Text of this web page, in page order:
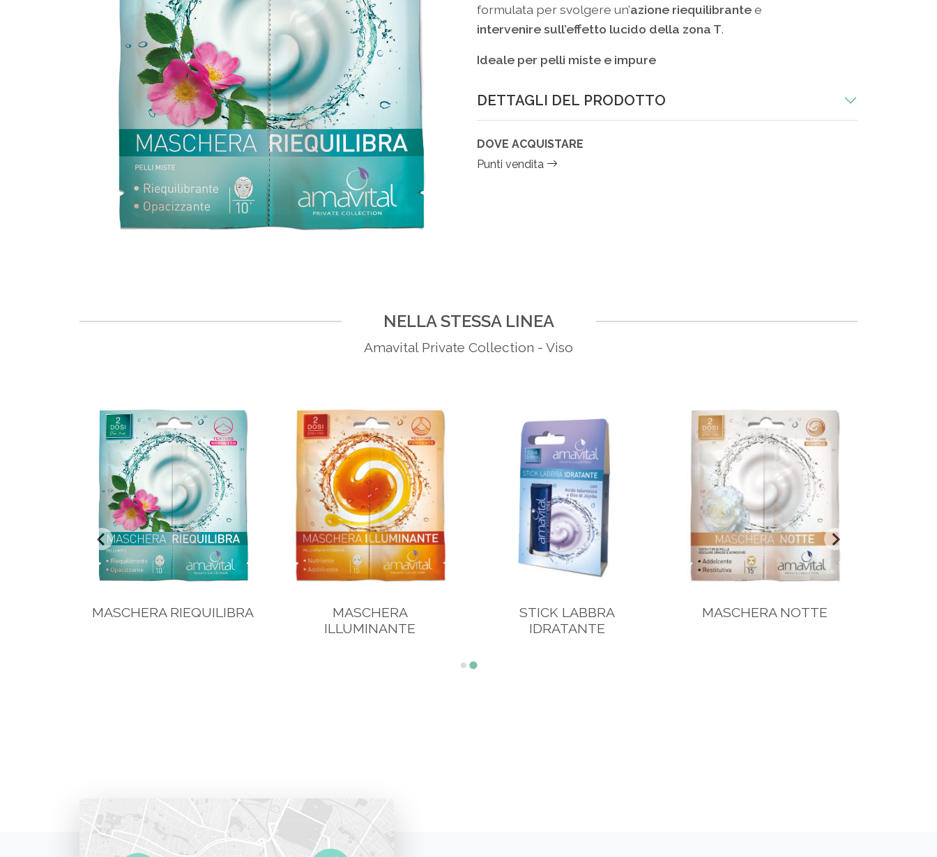
formulata per svolgere un’azione riequilibrantee
intervenire sull’effetto lucido della zona T.
Ideale per pelli miste e impure
DETTAGLI DEL PRODOTTO
DOVE ACQUISTARE
Punti vendita
NELLA STESSA LINEA
Amavital Private Collection - Viso
MASCHERA RIEQUILIBRA
MASCHERA
ILLUMINANTE
STICK LABBRA
IDRATANTE
MASCHERA NOTTE